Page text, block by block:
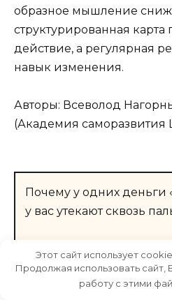
образное мышление
структурированная
действие, а регулярная
навык изменения.
Авторы: Всеволод
(Академия саморазвития
Почему у одних деньги
у вас утекают сквозь
Дело не в вашей лени,
«плохой карме».
Этот сайт использует
Продолжая использовать сайт,
работу с этими